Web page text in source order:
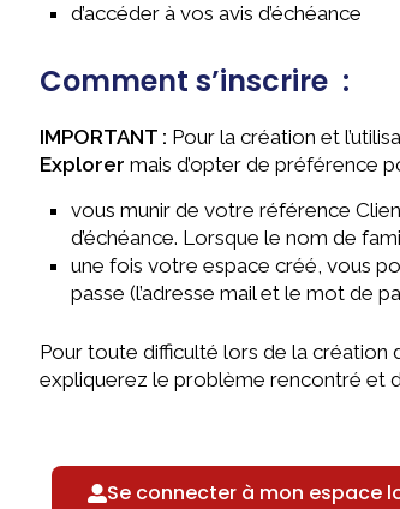
d’accéder à vos avis d’échéance
Comment s’inscrire :
IMPORTANT : Pour la création et
Explorer mais d’opter de préférence
vous munir de votre référence
d’échéance. Lorsque le nom de
une fois votre espace créé, vous
passe (l’adresse mail et le mot de
Pour toute difficulté lors de la
expliquerez le problème rencontré et
Se connecter à mon espace